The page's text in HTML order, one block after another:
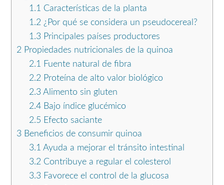
1.1 Características de la planta
1.2¿Por qué se considera un pseudocereal?
1.3Principales países productores
2 Propiedades nutricionales de la quinoa
2.1 Fuente natural de fibra
2.2Proteína de alto valor biológico
2.3Alimento sin gluten
2.4Bajo índice glucémico
2.5 Efecto saciante
3 Beneficios de consumir quinoa
3.1 Ayuda a mejorar el tránsito intestinal
3.2Contribuye a regular el colesterol
3.3Favorece el control de la glucosa